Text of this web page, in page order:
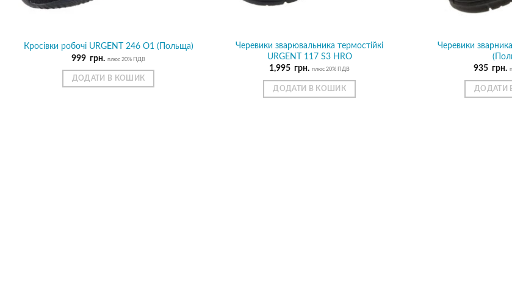
Кросівки робочі URGENT 246 O1 (Польща)
999 грн. плюс 20% ПДВ
ДОДАТИ В КОШИК
Черевики зварювальника термостійкі
URGENT 117 S3 HRO
1,995 грн. плюс 20% ПДВ
ДОДАТИ В КОШИК
Черевики
935 грн.
ДОДАТИ